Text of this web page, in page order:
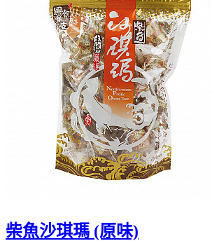
柴魚沙琪瑪 (原味)